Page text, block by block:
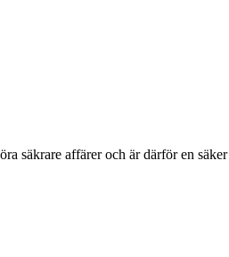
säkrare affärer och är därför en